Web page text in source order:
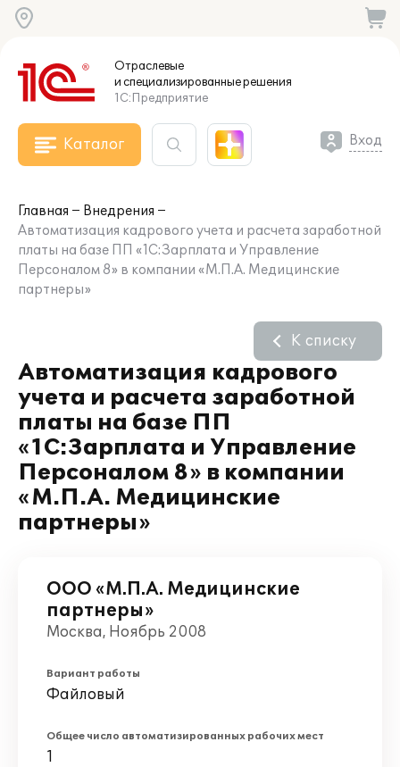
Отраслевые
и специализированныерешения
1С:Предприятие
Каталог Вход
Главная
Внедрения
Автоматизация кадрового учета и расчета заработной
платы на базе ПП «1С:Зарплата и Управление
Персоналом 8» в компании «М.П.А. Медицинские
партнеры»
Автоматизация кадрового
учета и расчета заработной
платы на базе ПП
«1С:Зарплата и Управление
Персоналом 8» в компании
«М.П.А. Медицинские
партнеры»
К списку
ООО «М.П.А. Медицинские
партнеры»
Москва, Ноябрь 2008
Вариант работы
Файловый
Общее число автоматизированных рабочих мест
1